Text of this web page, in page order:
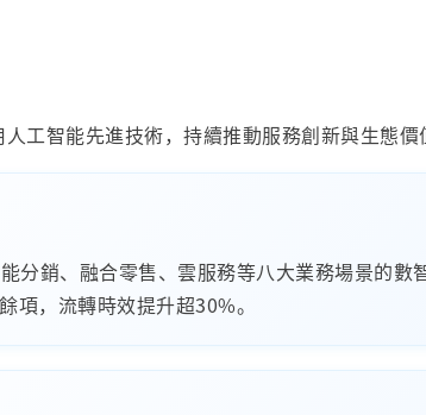
工智能先進技術，持續推動服務創新與生態價
分銷、融合零售、雲服務等八大業務場景的數
項，流轉時效提升超30%。